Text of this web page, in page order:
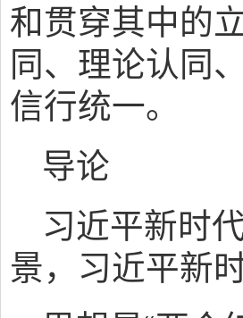
和贯穿其中的
同、理论认同
信行统一。
导论
习近平新时
景，习近平新